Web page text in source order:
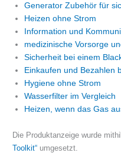
Generator Zubehör für
Heizen ohne Strom
Information und
medizinische Vorsorge
Sicherheit bei einem
Einkaufen und Bezahlen
Hygiene ohne Strom
Wasserfilter im Vergleich
Heizen, wenn das Gas
Die Produktanzeige wurde
Toolkit“ umgesetzt.